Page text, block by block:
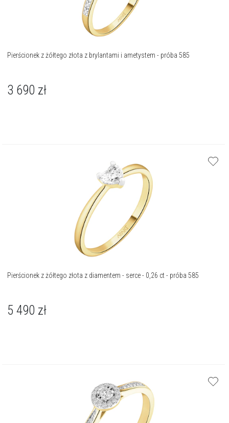
Pierścionek z żółtego złota z brylantami i ametystem - próba 585
3 690 zł
Pierścionek z żółtego złota z diamentem - serce - 0,26 ct - próba 585
5 490 zł